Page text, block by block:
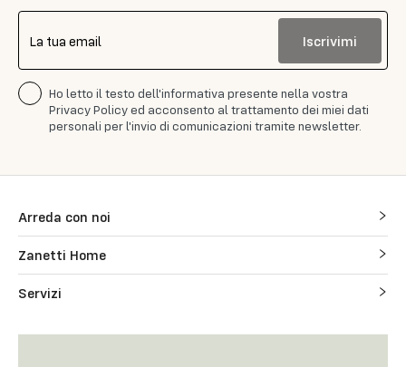
La tua email Iscrivimi
Ho letto il testo dell'informativa presente nella vostra
Privacy Policy ed acconsento al trattamento dei miei dati
personali per l'invio di comunicazioni tramite newsletter.
Arreda con noi
Zanetti Home
Servizi